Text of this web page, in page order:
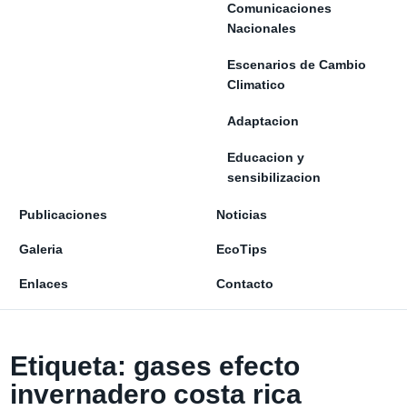
Comunicaciones
Nacionales
Escenarios de Cambio
Climatico
Adaptacion
Educacion y
sensibilizacion
Publicaciones Noticias
Galeria EcoTips
Enlaces Contacto
Etiqueta: gases efecto
invernadero costa rica